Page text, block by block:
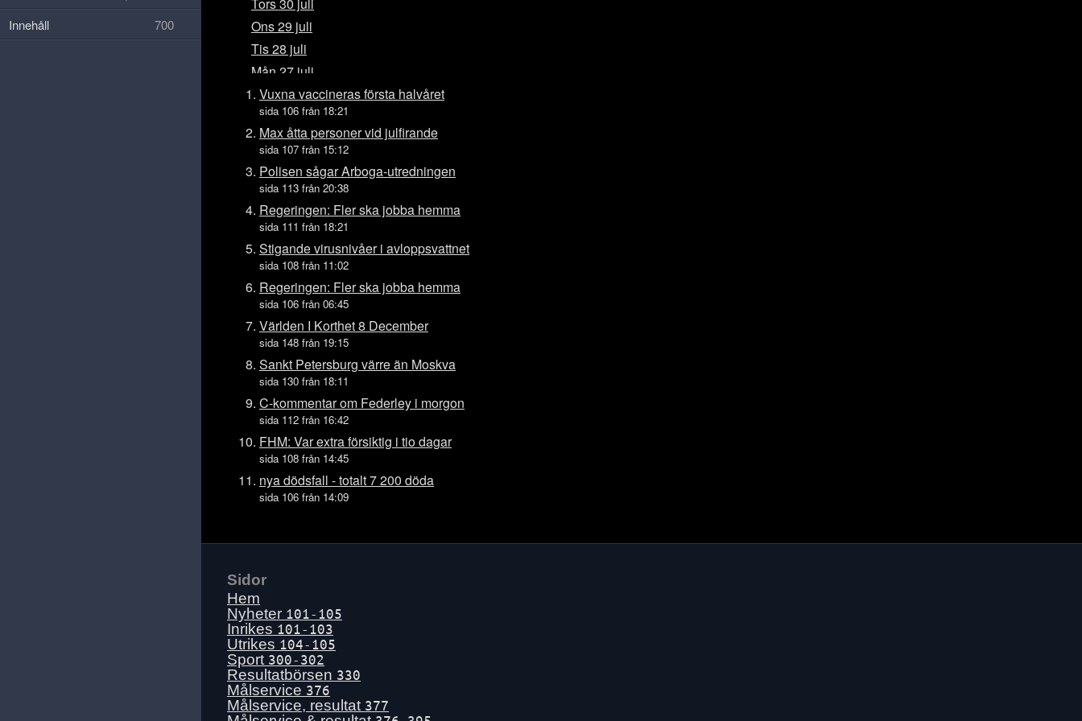
Tors 30 juli
Ons 29 juli
Tis 28 juli
Mån 27 juli
Sön 26 juli
Lör 25 juli
Fre 24 juli
Ons 22 juli
Tis 21 juli
Mån 20 juli
Sön 19 juli
Lör 18 juli
Fre 17 juli
Tors 16 juli
Ons 15 juli
Tis 14 juli
Mån 13 juli
Sön 12 juli
Fre 10 juli
Tors 9 juli
Ons 8 juli
Mån 6 juli
Lör 4 juli
Fre 3 juli
Tors 2 juli
Ons 1 juli
Tis 30 juni
Mån 29 juni
Vuxna vaccineras första halvåret
sida 106 från 18:21
Max åtta personer vid julfirande
sida 107 från 15:12
Polisen sågar Arboga-utredningen
sida 113 från 20:38
Regeringen: Fler ska jobba hemma
sida 111 från 18:21
Stigande virusnivåer i avloppsvattnet
sida 108 från 11:02
Regeringen: Fler ska jobba hemma
sida 106 från 06:45
Världen I Korthet 8 December
sida 148 från 19:15
Sankt Petersburg värre än Moskva
sida 130 från 18:11
C-kommentar om Federley i morgon
sida 112 från 16:42
FHM: Var extra försiktig i tio dagar
sida 108 från 14:45
nya dödsfall - totalt 7 200 döda
sida 106 från 14:09
Sidor
Hem
Nyheter 101-105
Inrikes 101-103
Utrikes 104-105
Sport 300-302
Resultatbörsen 330
Målservice 376
Målservice, resultat 377
Innehåll
700